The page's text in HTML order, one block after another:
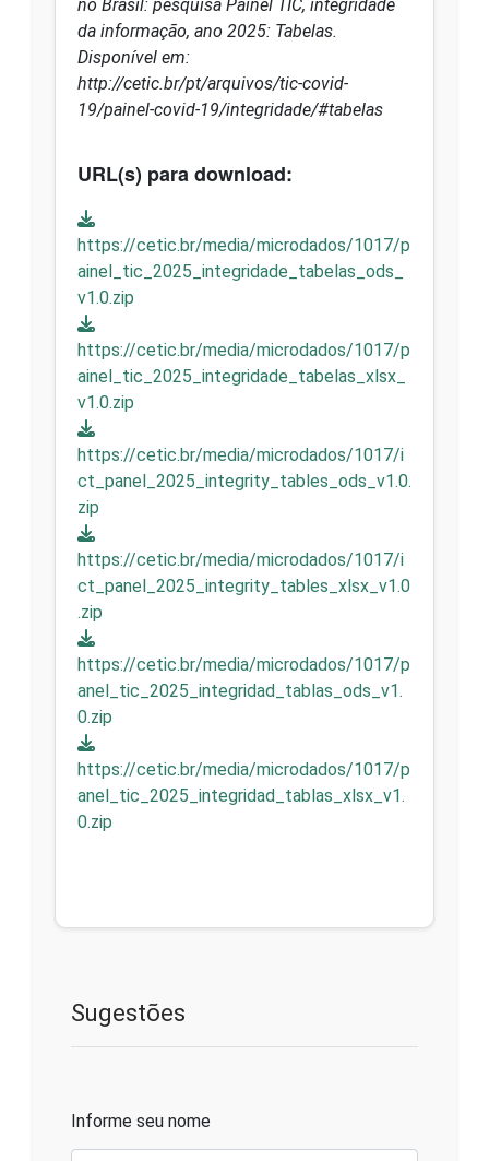
no Brasil: pesquisa Painel TIC, integridade
da informação, ano 2025: Tabelas.
Disponível em:
http://cetic.br/pt/arquivos/tic-covid-
19/painel-covid-19/integridade/#tabelas
URL(s) para download:
https://cetic.br/media/microdados/1017/p
ainel_tic_2025_integridade_tabelas_ods_
v1.0.zip
https://cetic.br/media/microdados/1017/p
ainel_tic_2025_integridade_tabelas_xlsx_
v1.0.zip
https://cetic.br/media/microdados/1017/i
ct_panel_2025_integrity_tables_ods_v1.0.
zip
https://cetic.br/media/microdados/1017/i
ct_panel_2025_integrity_tables_xlsx_v1.0
.zip
https://cetic.br/media/microdados/1017/p
anel_tic_2025_integridad_tablas_ods_v1.
0.zip
https://cetic.br/media/microdados/1017/p
anel_tic_2025_integridad_tablas_xlsx_v1.
0.zip
Sugestões
Informe seu nome